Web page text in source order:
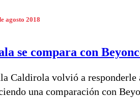
agosto 2018
se compara con
Caldirola volvió a responderle
una comparación con